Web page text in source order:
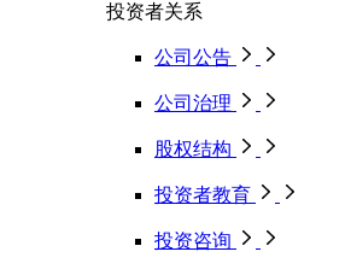
投资者关系
公司公告
公司治理
股权结构
投资者教育
投资咨询